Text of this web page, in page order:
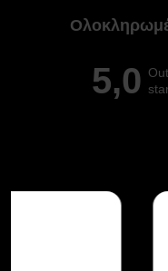
5,0